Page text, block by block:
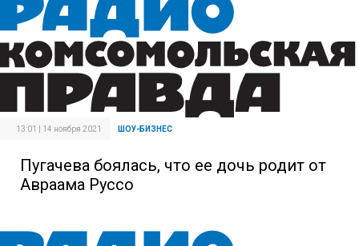
13:01 | 14 ноября 2021 ШОУ-БИЗНЕС
Пугачева боялась, что ее дочь родит от
Авраама Руссо